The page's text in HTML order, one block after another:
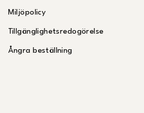
Miljöpolicy
Tillgänglighetsredogörelse
Ångra beställning